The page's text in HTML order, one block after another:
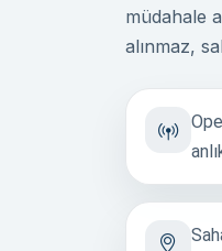
müdahale
alınmaz,